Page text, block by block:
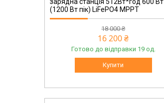
зарядна станція 512Вт*год 600 Вт
(1200 Вт пік) LiFePO4 MPPT
18 000 ₴
16 200 ₴
Готово до відправки 19 од.
Купити